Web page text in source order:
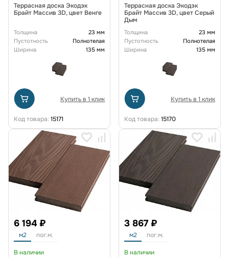
Террасная доска Экодэк
Брайт Массив 3D, цвет Венге
Толщина
23 мм
Пустотность
Полнотелая
Ширина
135 мм
Купить в 1 клик
Код товара: 15171
Террасная доска Экодэк
Брайт Массив 3D, цвет Серый
Дым
Толщина
23 мм
Пустотность
Полнотелая
Ширина
135 мм
Купить в 1 клик
Код товара: 15170
6 194 ₽
м2 пог.м.
В наличии
3 867 ₽
м2 пог.м.
В наличии